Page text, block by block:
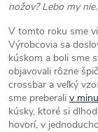
nožov? Lebo my nie.
V tomto roku sme
Výrobcovia sa
kúskom a boli sme
objavovali rôzne
crossbar a veľký
sme preberali v
kúsky, ktoré si
hovorí, v